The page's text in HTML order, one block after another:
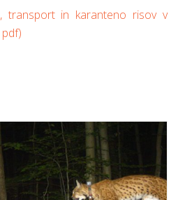
transport in karanteno risov v